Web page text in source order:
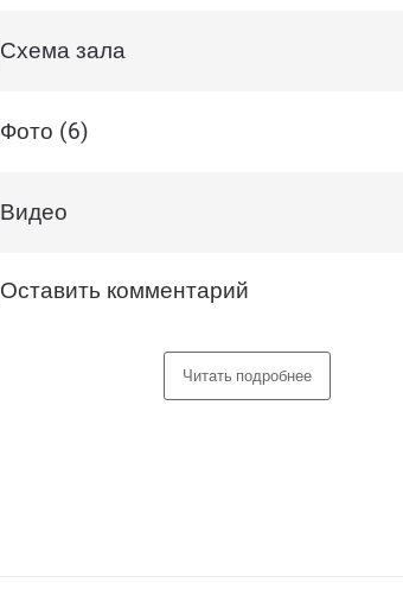
Схема зала
Фото (6)
Видео
Оставить комментарий
Читать подробнее